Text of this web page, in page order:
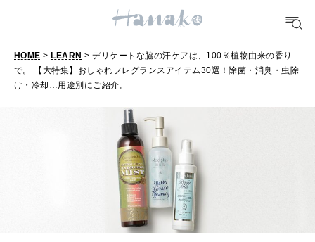
FORTUNE
明日のわたし
[12星座別] Monthly Love Holoscope
女神まり愛のタロットメッセージ
算命学がわかる今月のあなた
HEALTH
自分にやさしく
LEARN
知る、考える
HOME > LEARN > デリケートな脇の汗ケアは、100％植物由来の香り
で。 【大特集】おしゃれフレグランスアイテム30選！除菌・消臭・虫除
け・冷却…用途別にご紹介。